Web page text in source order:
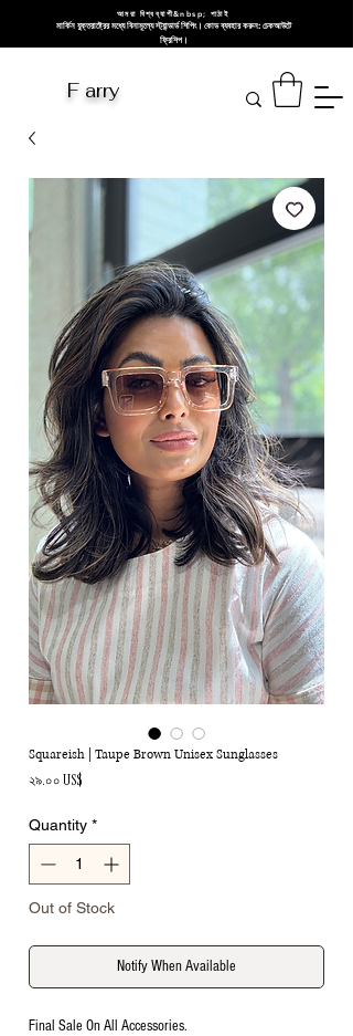
আমরা বিশ্বব্যাপী&nbsp; পাঠাই
মার্কিন যুক্তরাষ্ট্রের মধ্যে বিনামূল্যে স্ট্যান্ডার্ড শিপিং। কোড ব্যবহার করুন: চেকআউটে
ফ্রিশিপ।
F arry
Squareish | Taupe Brown Unisex Sunglasses
২৯.০০ US$
Quantity *
Out of Stock
Notify When Available
Final Sale On All Accessories.